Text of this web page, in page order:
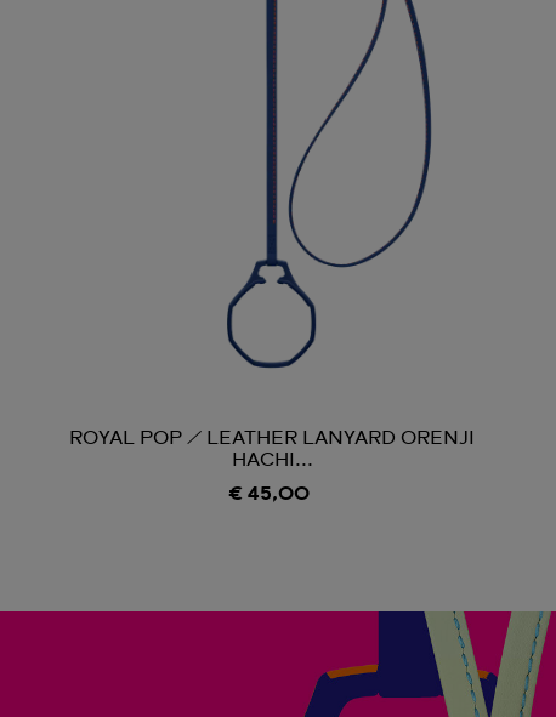
ROYAL POP / LEATHER LANYARD ORENJI
HACHI...
€ 45,00